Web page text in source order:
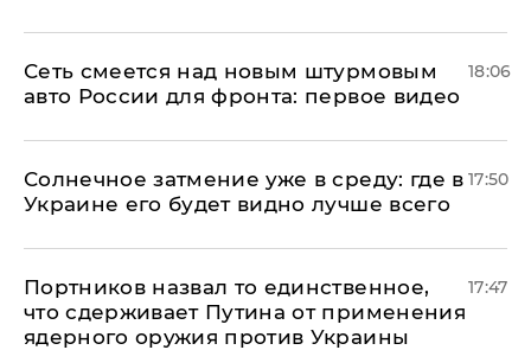
Сеть смеется над новым штурмовым
авто России для фронта: первое видео
18:06
​Солнечное затмение уже в среду: где в
Украине его будет видно лучше всего
17:50
Портников назвал то единственное,
что сдерживает Путина от применения
ядерного оружия против Украины
17:47